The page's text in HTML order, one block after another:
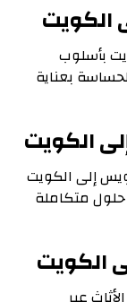
الكويت
بأسلوب
بعناية
الكويت
إلى الكويت
متكاملة
الكويت